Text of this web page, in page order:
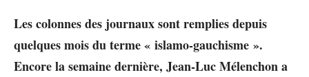
Les colonnes des journaux sont remplies depuis
quelques mois du terme « islamo-gauchisme ».
Encore la semaine dernière, Jean-Luc Mélenchon a